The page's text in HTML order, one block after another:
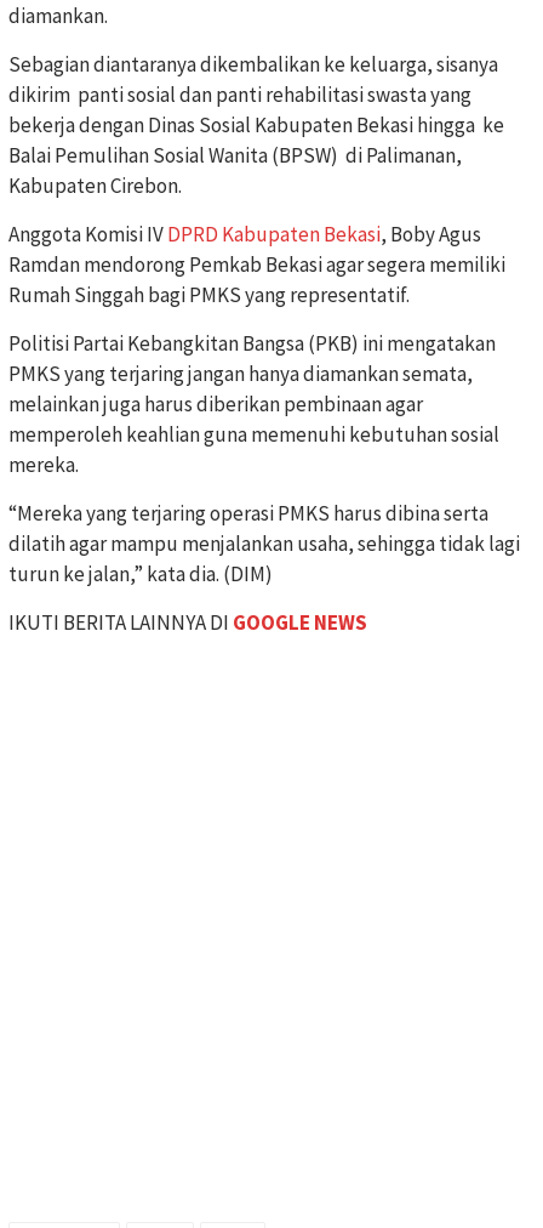
diamankan.
Sebagian diantaranya dikembalikan ke keluarga, sisanya
dikirim panti sosial dan panti rehabilitasi swasta yang
bekerja dengan Dinas Sosial Kabupaten Bekasi hingga ke
Balai Pemulihan Sosial Wanita (BPSW) di Palimanan,
Kabupaten Cirebon.
Anggota Komisi IVDPRD Kabupaten Bekasi, Boby Agus
Ramdan mendorong Pemkab Bekasi agar segera memiliki
Rumah Singgah bagi PMKS yang representatif.
Politisi Partai Kebangkitan Bangsa (PKB) ini mengatakan
PMKS yang terjaring jangan hanya diamankan semata,
melainkan juga harus diberikan pembinaan agar
memperoleh keahlian guna memenuhi kebutuhan sosial
mereka.
“Mereka yang terjaring operasi PMKS harus dibina serta
dilatih agar mampu menjalankan usaha, sehingga tidak lagi
turun ke jalan,” kata dia. (DIM)
IKUTI BERITA LAINNYA DI GOOGLE NEWS